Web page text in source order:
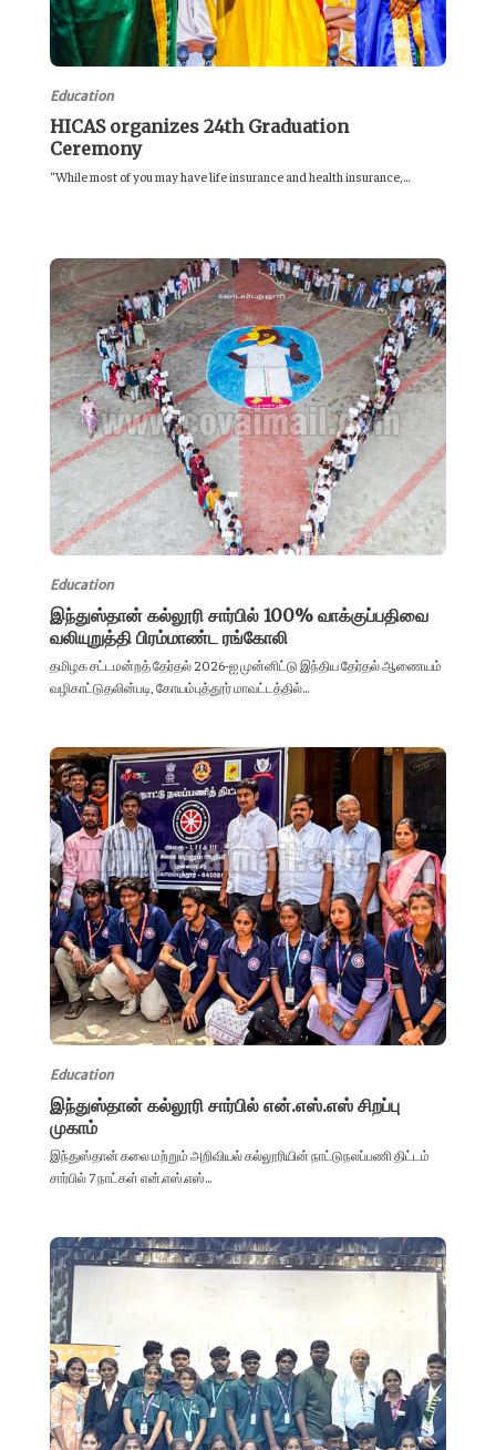
Education
HICAS organizes 24th Graduation
Ceremony
“While most of you may have life insurance and health insurance,...
Education
இந்துஸ்தான் கல்லூரி சார்பில் 100% வாக்குப்பதிவை
வலியுறுத்தி பிரம்மாண்ட ரங்கோலி
தமிழக சட்டமன்றத் தேர்தல் 2026-ஐ முன்னிட்டு இந்திய தேர்தல் ஆணையம்
வழிகாட்டுதலின்படி, கோயம்புத்தூர் மாவட்டத்தில்...
Education
இந்துஸ்தான் கல்லூரி சார்பில் என்.எஸ்.எஸ் சிறப்பு
முகாம்
இந்துஸ்தான் கலை மற்றும் அறிவியல் கல்லூரியின் நாட்டுநலப்பணி திட்டம்
சார்பில் 7 நாட்கள் என்.எஸ்.எஸ்...